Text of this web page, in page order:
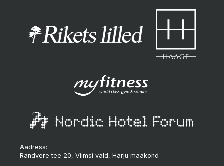
Aadress:
Randvere tee 20, Viimsi vald, Harju maakond